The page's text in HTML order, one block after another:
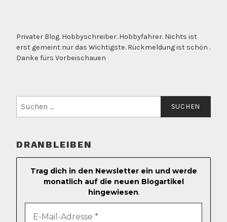
Privater Blog. Hobbyschreiber. Hobbyfahrer. Nichts ist
erst gemeint nur das Wichtigste. Rückmeldung ist schön .
Danke fürs Vorbeischauen
nach:
DRANBLEIBEN
Trag dich in den Newsletter ein und werde
monatlich auf die neuen Blogartikel
hingewiesen.